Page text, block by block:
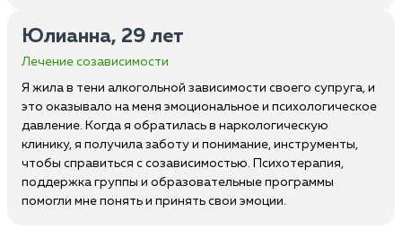
Юлианна, 29 лет
Лечение созависимости
Я жила в тени алкогольной зависимости своего супруга, и
это оказывало на меня эмоциональное и психологическое
давление. Когда я обратилась в наркологическую
клинику, я получила заботу и понимание, инструменты,
чтобы справиться с созависимостью. Психотерапия,
поддержка группы и образовательные программы
помогли мне понять и принять свои эмоции.